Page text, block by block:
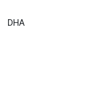
DHA